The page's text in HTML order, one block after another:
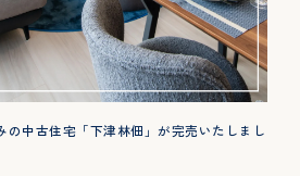
の中古住宅「下津林佃」が完売いたしまし